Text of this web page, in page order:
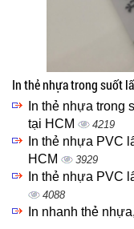
In thẻ nhựa trong suốt
In thẻ nhựa trong
tại HCM
4219
In thẻ nhựa PVC
HCM
3929
In thẻ nhựa PVC
4088
In nhanh thẻ